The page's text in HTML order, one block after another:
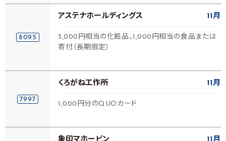
8095
アステナホールディングス 11月
3,000円相当の化粧品、1,000円相当の食品または
寄付（長期限定）
7997
くろがね工作所 11月
1,000円分のQUOカード